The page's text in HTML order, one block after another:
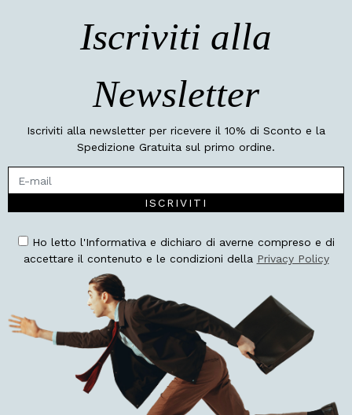
Iscriviti alla
Newsletter
Iscriviti alla newsletter per ricevere il 10% di Sconto e la
Spedizione Gratuita sul primo ordine.
ISCRIVITI
Ho letto l'Informativa e dichiaro di averne compreso e di
accettare il contenuto e le condizioni della Privacy Policy